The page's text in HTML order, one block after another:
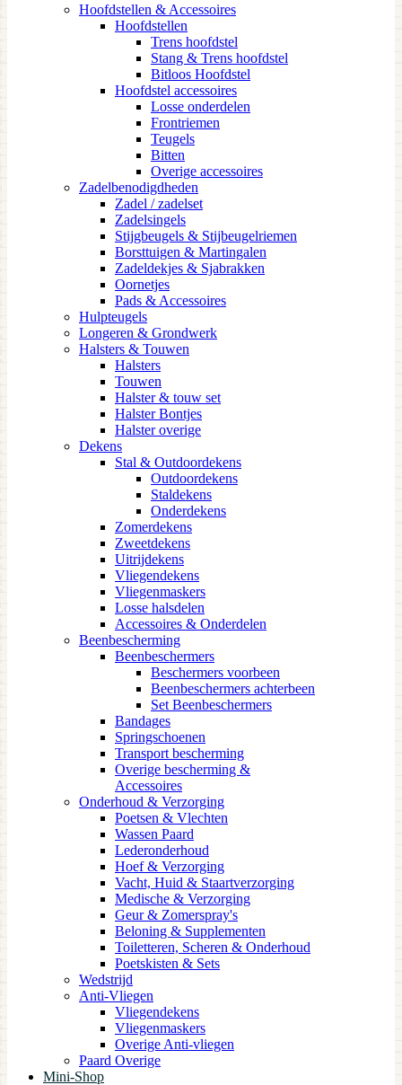
Hoofdstellen & Accessoires
Hoofdstellen
Trens hoofdstel
Stang & Trens hoofdstel
Bitloos Hoofdstel
Hoofdstel accessoires
Losse onderdelen
Frontriemen
Teugels
Bitten
Overige accessoires
Zadelbenodigdheden
Zadel / zadelset
Zadelsingels
Stijgbeugels & Stijbeugelriemen
Borsttuigen & Martingalen
Zadeldekjes & Sjabrakken
Oornetjes
Pads & Accessoires
Hulpteugels
Longeren & Grondwerk
Halsters & Touwen
Halsters
Touwen
Halster & touw set
Halster Bontjes
Halster overige
Dekens
Stal & Outdoordekens
Outdoordekens
Staldekens
Onderdekens
Zomerdekens
Zweetdekens
Uitrijdekens
Vliegendekens
Vliegenmaskers
Losse halsdelen
Accessoires & Onderdelen
Beenbescherming
Beenbeschermers
Beschermers voorbeen
Beenbeschermers achterbeen
Set Beenbeschermers
Bandages
Springschoenen
Transport bescherming
Overige bescherming &
Accessoires
Onderhoud & Verzorging
Poetsen & Vlechten
Wassen Paard
Lederonderhoud
Hoef & Verzorging
Vacht, Huid & Staartverzorging
Medische & Verzorging
Geur & Zomerspray's
Beloning & Supplementen
Toiletteren, Scheren & Onderhoud
Poetskisten & Sets
Wedstrijd
Anti-Vliegen
Vliegendekens
Vliegenmaskers
Overige Anti-vliegen
Paard Overige
Mini-Shop